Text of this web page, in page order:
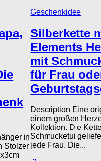
in
Stolzer
Geschenkidee
Silberkette
Elements
mit
für Frau
Description Eine
einem großen
Kollektion. Die
Schmucketui
jede Frau. Die...